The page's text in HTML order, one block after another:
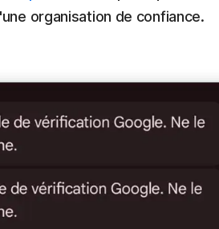
organisation de confiance.